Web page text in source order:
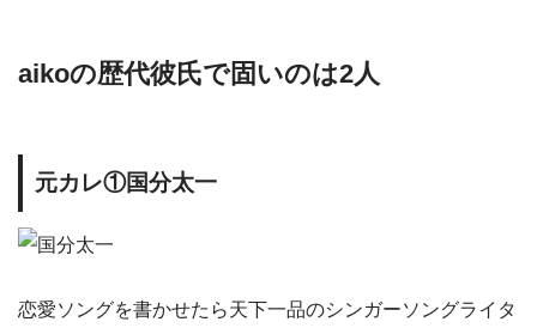
aikoの歴代彼氏で固いのは2人
元カレ①国分太一
恋愛ソングを書かせたら天下一品のシンガーソングライタ